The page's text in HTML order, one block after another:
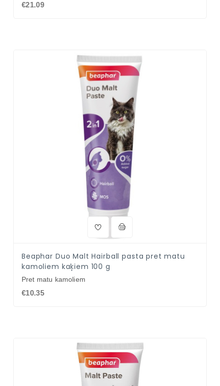
€21.09
Beaphar Duo Malt Hairball pasta pret matu
kamoliem kaķiem 100 g
Pret matu kamoliem
€10.35